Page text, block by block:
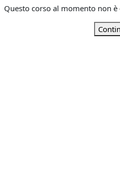
Questo corso al momento non